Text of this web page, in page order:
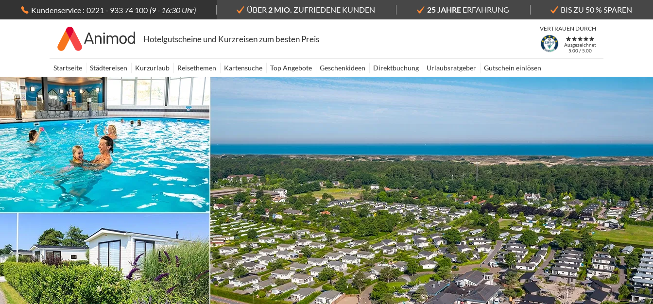
Kundenservice : 0221 - 933 74 100 (9 - 16:30 Uhr) ÜBER 2 MIO. ZUFRIEDENE KUNDEN 25 JAHREERFAHRUNG BIS ZU 50 % SPAREN
Hotelgutscheine und Kurzreisen zum besten Preis
VERTRAUEN DURCH
Ausgezeichnet
5.00 / 5.00
Startseite Städtereisen Kurzurlaub Reisethemen Kartensuche Top Angebote Geschenkideen Direktbuchung Urlaubsratgeber Gutschein einlösen